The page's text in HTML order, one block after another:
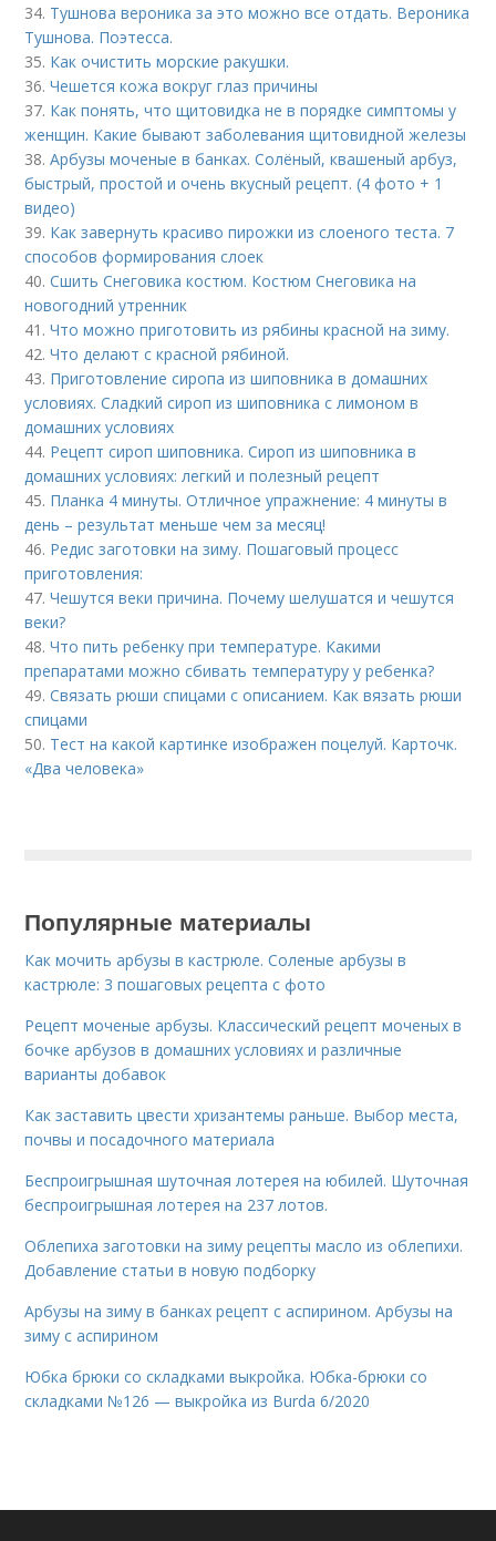
34. Тушнова вероника за это можно все отдать. Вероника
Тушнова. Поэтесса.
35. Как очистить морские ракушки.
36.Чешется кожа вокруг глаз причины
37. Как понять, что щитовидка не в порядке симптомы у
женщин. Какие бывают заболевания щитовидной железы
38.Арбузы моченые в банках. Солёный, квашеный арбуз,
быстрый, простой и очень вкусный рецепт. (4 фото + 1
видео)
39. Как завернуть красиво пирожки из слоеного теста. 7
способов формирования слоек
40.Сшить Снеговика костюм. Костюм Снеговика на
новогодний утренник
41.Что можно приготовить из рябины красной на зиму.
42.Что делают с красной рябиной.
43. Приготовление сиропа из шиповника в домашних
условиях. Сладкий сироп из шиповника с лимоном в
домашних условиях
44. Рецепт сироп шиповника. Сироп из шиповника в
домашних условиях: легкий и полезный рецепт
45. Планка 4 минуты. Отличное упражнение: 4 минуты в
день – результат меньше чем за месяц!
46. Редис заготовки на зиму. Пошаговый процесс
приготовления:
47.Чешутся веки причина. Почему шелушатся и чешутся
веки?
48.Что пить ребенку при температуре. Какими
препаратами можно сбивать температуру у ребенка?
49.Связать рюши спицами с описанием. Как вязать рюши
спицами
50. Тест на какой картинке изображен поцелуй. Карточк.
«Два человека»
Популярные материалы
Как мочить арбузы в кастрюле. Соленые арбузы в
кастрюле: 3 пошаговых рецепта с фото
Рецепт моченые арбузы. Классический рецепт моченых в
бочке арбузов в домашних условиях и различные
варианты добавок
Как заставить цвести хризантемы раньше. Выбор места,
почвы и посадочного материала
Беспроигрышная шуточная лотерея на юбилей. Шуточная
беспроигрышная лотерея на 237 лотов.
Облепиха заготовки на зиму рецепты масло из облепихи.
Добавление статьи в новую подборку
Арбузы на зиму в банках рецепт с аспирином. Арбузы на
зиму с аспирином
Юбка брюки со складками выкройка. Юбка-брюки со
складками №126 — выкройка из Burda 6/2020